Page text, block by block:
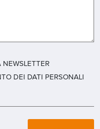
NEWSLETTER
DEI DATI PERSONALI